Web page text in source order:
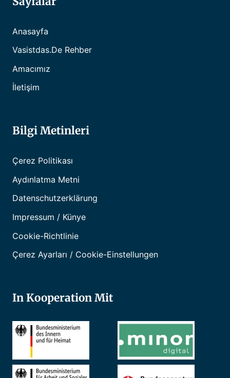
Anasayfa
Vasistdas.de Rehber
Amacımız
İletişim
Bilgi Metinleri
Çerez Politikası
Aydınlatma Metni
Datenschutzerklärung
Impressum / Künye
Cookie-Richtlinie
Çerez Ayarları / Cookie-Einstellungen
In Kooperation Mit